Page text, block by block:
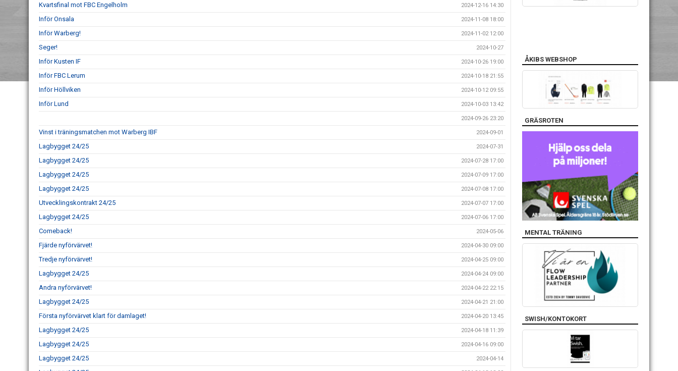
Kvartsfinal mot FBC Engelholm 2024-12-16 14:30
Inför Onsala 2024-11-08 18:00
Inför Warberg! 2024-11-02 12:00
Seger! 2024-10-27
Inför Kusten IF 2024-10-26 19:00
Inför FBC Lerum 2024-10-18 21:55
Inför Höllviken 2024-10-12 09:55
Inför Lund 2024-10-03 13:42
2024-09-26 23:20
Vinst i träningsmatchen mot Warberg IBF 2024-09-01
Lagbygget 24/25 2024-07-31
Lagbygget 24/25 2024-07-28 17:00
Lagbygget 24/25 2024-07-09 17:00
Lagbygget 24/25 2024-07-08 17:00
Utvecklingskontrakt 24/25 2024-07-07 17:00
Lagbygget 24/25 2024-07-06 17:00
Comeback! 2024-05-06
Fjärde nyförvärvet! 2024-04-30 09:00
Tredje nyförvärvet! 2024-04-25 09:00
Lagbygget 24/25 2024-04-24 09:00
Andra nyförvärvet! 2024-04-22 22:15
Lagbygget 24/25 2024-04-21 21:00
Första nyförvärvet klart för damlaget! 2024-04-20 13:45
Lagbygget 24/25 2024-04-18 11:39
Lagbygget 24/25 2024-04-16 09:00
Lagbygget 24/25 2024-04-14
ÅKIBS WEBSHOP
GRÄSROTEN
MENTAL TRÄNING
SWISH/KONTOKORT